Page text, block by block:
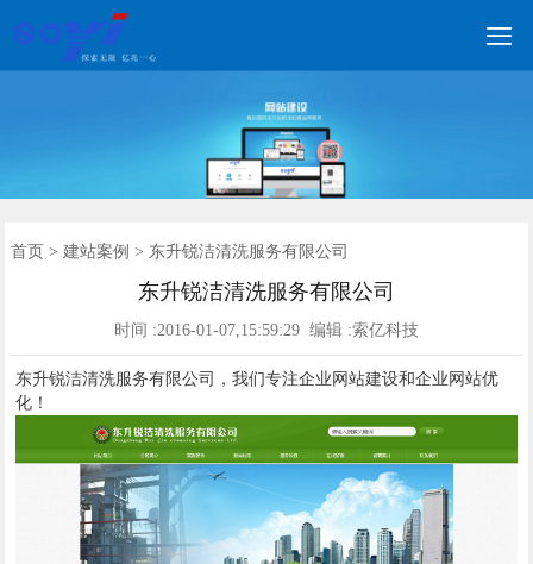

首页
网站建设
营销网站
手机网站
全网营销
网站优化
400电话
优化案例
建站案例
新闻动态
联系我们
首页 > 建站案例 > 东升锐洁清洗服务有限公司
东升锐洁清洗服务有限公司
时间 :2016-01-07,15:59:29 编辑 :索亿科技
东升锐洁清洗服务有限公司，我们专注企业网站建设和企业网站优
化！